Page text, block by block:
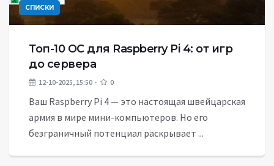
СПИСКИ
Топ-10 ОС для Raspberry Pi 4: от игр
до сервера
12-10-2025, 15:50 0
Ваш Raspberry Pi 4 — это настоящая швейцарская
армия в мире мини-компьютеров. Но его
безграничный потенциал раскрывает ...